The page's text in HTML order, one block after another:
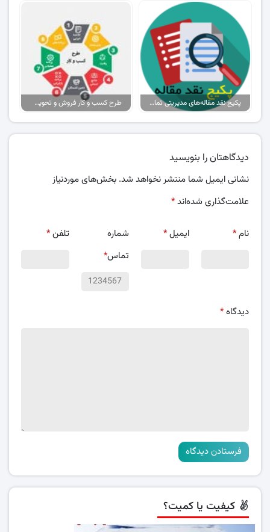
پکیج نقد مقاله‌های مدیریتی تمام گرایش‌ها طرح کسب و کار فروش و تحویل پیتزا در ایران
دیدگاهتان را بنویسید
نشانی ایمیل شما منتشر نخواهد شد. بخش‌های موردنیاز
علامت‌گذاری شده‌اند*
نام* ایمیل*
شماره
تماس*
تلفن*
دیدگاه*
کیفیت یا کمیت؟